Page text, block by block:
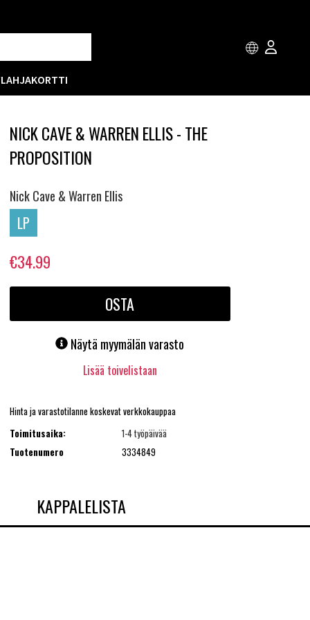
LAHJAKORTTI
NICK CAVE & WARREN ELLIS - THE
PROPOSITION
Nick Cave & Warren Ellis
LP
€34.99
OSTA
Näytä myymälän varasto
Lisää toivelistaan
Hinta ja varastotilanne koskevat verkkokauppaa
Toimitusaika:
1-4 työpäivää
Tuotenumero
3334849
KAPPALELISTA